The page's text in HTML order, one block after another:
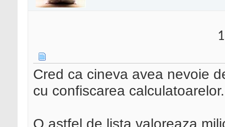
Cred ca cineva avea nevoie
cu confiscarea
O astfel de lista valoreaza